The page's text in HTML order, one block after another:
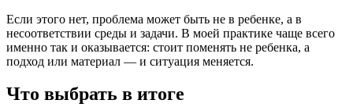
Если этого нет, проблема может быть не в ребенке, а в
несоответствии среды и задачи. В моей практике чаще всего
именно так и оказывается: стоит поменять не ребенка, а
подход или материал — и ситуация меняется.
Что выбрать в итоге